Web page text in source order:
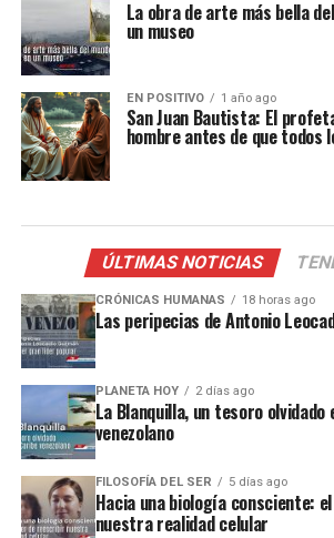
La obra de arte más bella
un museo
EN POSITIVO 1 año ago
San Juan Bautista: El
hombre antes de que todos
ÚLTIMAS NOTICIAS
CRÓNICAS HUMANAS 18 horas ago
Las peripecias de Antonio
PLANETA HOY 2 días ago
La Blanquilla, un tesoro olvidado
venezolano
FILOSOFÍA DEL SER 5 días ago
Hacia una biología consciente:
nuestra realidad celular